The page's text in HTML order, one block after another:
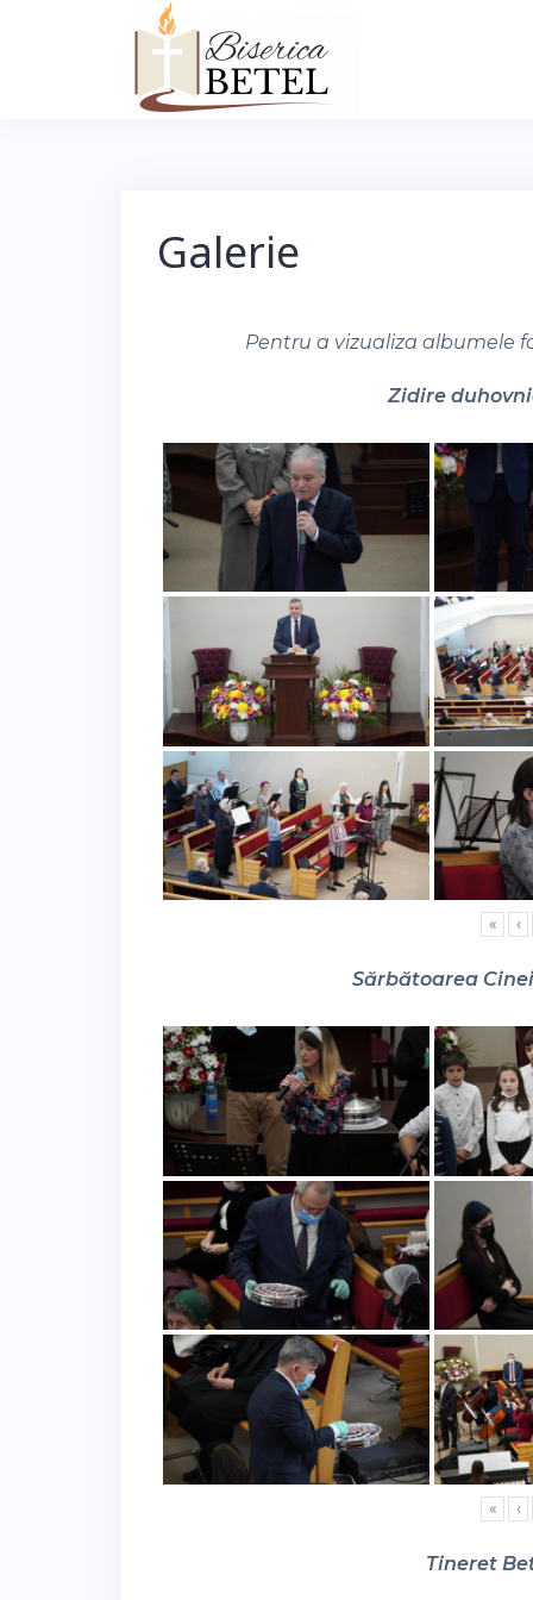
Galerie
Pentru a vizualiza albumele
Zidire
« ‹
Sărbătoarea
« ‹
Tineret